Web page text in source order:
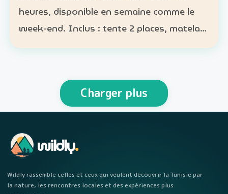
heures, disponible en semaine comme le
week-end. Inclus : tente 2 places, matelas,
personnes Week-end…
Charger plus
wildly.
Wildly rassemble celles et ceux qui veulent découvrir la Tunisie par
la nature, les rencontres locales et des expériences plus